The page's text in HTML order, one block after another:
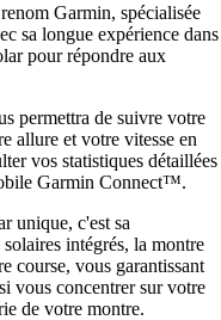
Garmin, spécialisée
sa longue expérience dans
pour répondre aux
permettra de suivre votre
allure et votre vitesse en
vos statistiques détaillées
Garmin Connect™.
unique, c'est sa
intégrés, la montre
course, vous garantissant
vous concentrer sur votre
de votre montre.